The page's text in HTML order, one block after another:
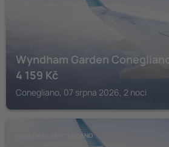
Wyndham Garden Conegliano
4 159 Kč
Conegliano, 07 srpna 2026, 2 noci
GODEGA DI SANT'URBANO